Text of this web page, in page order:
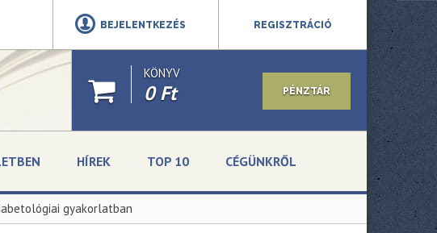
BEJELENTKEZÉS REGISZTRÁCIÓ
KÖNYV
0 Ft PÉNZTÁR
HÍREK TOP 10 CÉGÜNKRŐL
gyakorlatban